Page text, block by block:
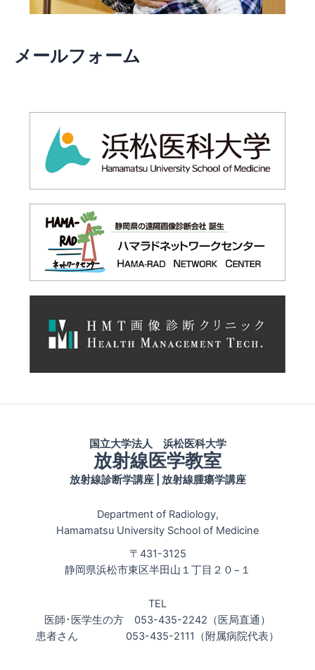
メールフォーム
国立大学法人 浜松医科大学
放射線医学教室
放射線診断学講座 | 放射線腫瘍学講座
Department of Radiology,
Hamamatsu University School of Medicine
〒431-3125
静岡県浜松市東区半田山１丁目２０−１
TEL
医師･医学生の方 053-435-2242（医局直通）
患者さん 053-435-2111（附属病院代表）